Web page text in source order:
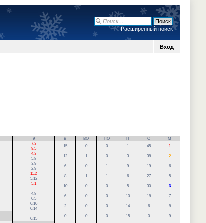
Расширенный поиск
Вход
9 В ВО ПО П О
М
7:3
15 0 0 1 45 1
9:5
4:3
12 1 0 3 38 2
5:8
3:9
6 0 1 9 19 6
2:9
11:2
8 1 1 6 27 5
5:12
5:1
10 0 0 5 30 3
4:8
6 0 0 10 18 7
0:5
0:10
2 0 0 14 6 8
0:14
0 0 0 15 0 9
0:15